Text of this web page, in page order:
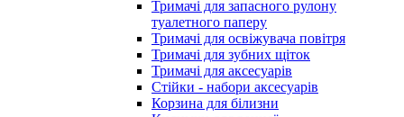
Тримачі для запасного рулону
туалетного паперу
Тримачі для освіжувача повітря
Тримачі для зубних щіток
Тримачі для аксесуарів
Стійки - набори аксесуарів
Корзина для білизни